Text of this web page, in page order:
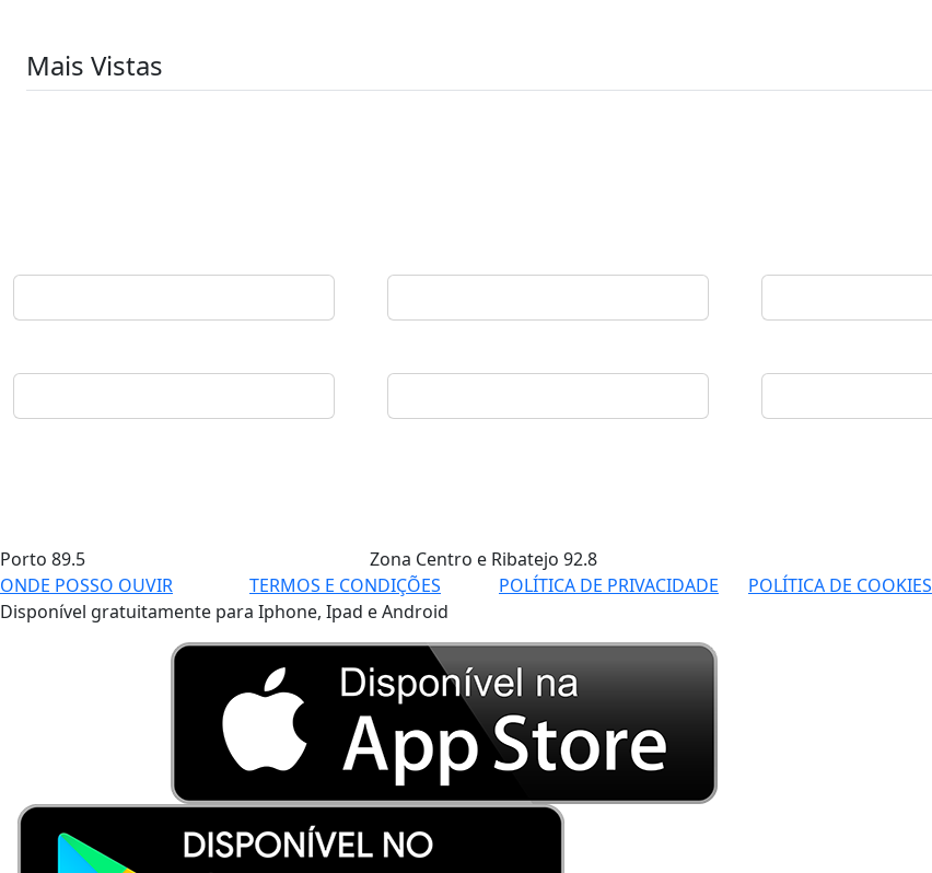
Mais Vistas
Porto 89.5 Zona Centro e Ribatejo 92.8
ONDE POSSO OUVIR
TERMOS E CONDIÇÕES POLÍTICA DE PRIVACIDADE POLÍTICA DE COOKIES
Disponível gratuitamente para Iphone, Ipad e Android